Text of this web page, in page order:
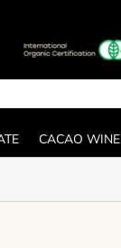
CACAO WINE